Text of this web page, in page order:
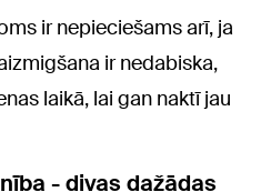
ir nepieciešams arī, ja
ir nedabiska,
laikā, lai gan naktī jau
- divas dažādas